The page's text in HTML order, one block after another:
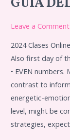
Leave a Comment
2024 Clases
Also first day of
• EVEN
contrast to
energetic-
level, might be
strategies,
2024